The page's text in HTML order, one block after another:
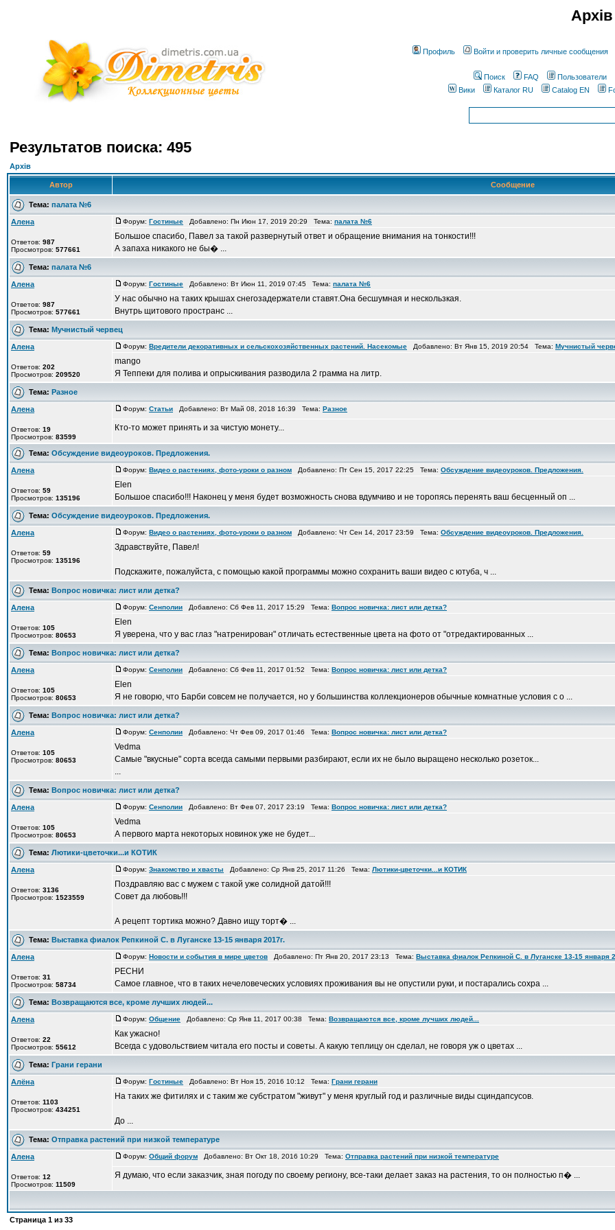
Архів
Профиль Войти и проверить личные сообщения
Поиск FAQ
Пользователи
Вики
Каталог RU Catalog EN
Результатов поиска: 495
Архів
Автор Сообщение
Тема: палата №6
Алена
Ответов: 987
Просмотров: 577661
Форум: Гостиные Добавлено: Пн Июн 17, 2019 20:29 Тема: палата №6
Большое спасибо, Павел за такой развернутый ответ и обращение внимания на тонкости!!!
А запаха никакого не бы� ...
Тема: палата №6
Алена
Ответов: 987
Просмотров: 577661
Форум: Гостиные Добавлено: Вт Июн 11, 2019 07:45 Тема: палата №6
У нас обычно на таких крышах снегозадержатели ставят.Она бесшумная и нескользкая.
Внутрь щитового пространс ...
Тема: Мучнистый червец
Алена
Ответов: 202
Просмотров: 209520
Форум: Вредители декоративных и сельскохозяйственных растений. Насекомые Добавлено: Вт Янв 15, 2019 20:54 Тема: Мучнистый
mango
Я Теппеки для полива и опрыскивания разводила 2 грамма на литр.
Тема: Разное
Алена
Ответов: 19
Просмотров: 83599
Форум: Статьи Добавлено: Вт Май 08, 2018 16:39 Тема: Разное
Кто-то может принять и за чистую монету...
Тема: Обсуждение видеоуроков. Предложения.
Алена
Ответов: 59
Просмотров: 135196
Форум: Видео о растениях, фото-уроки о разном Добавлено: Пт Сен 15, 2017 22:25 Тема: Обсуждение видеоуроков. Предложения.
Elen
Большое спасибо!!! Наконец у меня будет возможность снова вдумчиво и не торопясь перенять ваш бесценный оп ...
Тема: Обсуждение видеоуроков. Предложения.
Алена
Ответов: 59
Просмотров: 135196
Форум: Видео о растениях, фото-уроки о разном Добавлено: Чт Сен 14, 2017 23:59 Тема: Обсуждение видеоуроков. Предложения.
Здравствуйте, Павел!
Подскажите, пожалуйста, с помощью какой программы можно сохранить ваши видео с ютуба, ч ...
Тема: Вопрос новичка: лист или детка?
Алена
Ответов: 105
Просмотров: 80653
Форум: Сенполии Добавлено: Сб Фев 11, 2017 15:29 Тема: Вопрос новичка: лист или детка?
Elen
Я уверена, что у вас глаз "натренирован" отличать естественные цвета на фото от "отредактированных ...
Тема: Вопрос новичка: лист или детка?
Алена
Ответов: 105
Просмотров: 80653
Форум: Сенполии Добавлено: Сб Фев 11, 2017 01:52 Тема: Вопрос новичка: лист или детка?
Elen
Я не говорю, что Барби совсем не получается, но у большинства коллекционеров обычные комнатные условия с о ...
Тема: Вопрос новичка: лист или детка?
Алена
Ответов: 105
Просмотров: 80653
Форум: Сенполии Добавлено: Чт Фев 09, 2017 01:46 Тема: Вопрос новичка: лист или детка?
Vedma
Самые "вкусные" сорта всегда самыми первыми разбирают, если их не было выращено несколько розеток...
...
Тема: Вопрос новичка: лист или детка?
Алена
Ответов: 105
Просмотров: 80653
Форум: Сенполии Добавлено: Вт Фев 07, 2017 23:19 Тема: Вопрос новичка: лист или детка?
Vedma
А первого марта некоторых новинок уже не будет...
Тема: Лютики-цветочки...и КОТИК
Алена
Ответов: 3136
Просмотров: 1523559
Форум: Знакомство и хвасты Добавлено: Ср Янв 25, 2017 11:26 Тема: Лютики-цветочки...и КОТИК
Поздравляю вас с мужем с такой уже солидной датой!!!
Совет да любовь!!!
А рецепт тортика можно? Давно ищу торт� ...
Тема: Выставка фиалок Репкиной С. в Луганске 13-15 января 2017г.
Алена
Ответов: 31
Просмотров: 58734
Форум: Новости и события в мире цветов Добавлено: Пт Янв 20, 2017 23:13 Тема: Выставка фиалок Репкиной С. в Луганске 13-15 января
РЕСНИ
Самое главное, что в таких нечеловеческих условиях проживания вы не опустили руки, и постарались сохра ...
Тема: Возвращаются все, кроме лучших людей...
Алена
Ответов: 22
Просмотров: 55612
Форум: Общение Добавлено: Ср Янв 11, 2017 00:38 Тема: Возвращаются все, кроме лучших людей...
Как ужасно!
Всегда с удовольствием читала его посты и советы. А какую теплицу он сделал, не говоря уж о цветах ...
Тема: Грани герани
Алёна
Ответов: 1103
Просмотров: 434251
Форум: Гостиные Добавлено: Вт Ноя 15, 2016 10:12 Тема: Грани герани
На таких же фитилях и с таким же субстратом "живут" у меня круглый год и различные виды сциндапсусов.
До ...
Тема: Отправка растений при низкой температуре
Алена
Ответов: 12
Просмотров: 11509
Форум: Общий форум Добавлено: Вт Окт 18, 2016 10:29 Тема: Отправка растений при низкой температуре
Я думаю, что если заказчик, зная погоду по своему региону, все-таки делает заказ на растения, то он полностью п� ...
Страница 1 из 33